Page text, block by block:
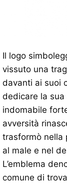
Il logo
vissuto una
davanti ai suoi
dedicare la sua
indomabile
avversità
trasformò nella
al male e nel
L’emblema
comune di